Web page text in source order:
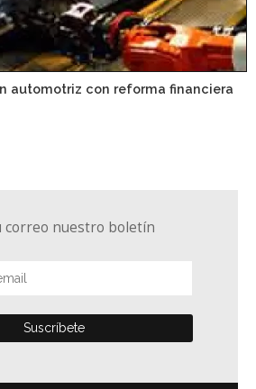
automotriz con reforma financiera
correo nuestro boletín